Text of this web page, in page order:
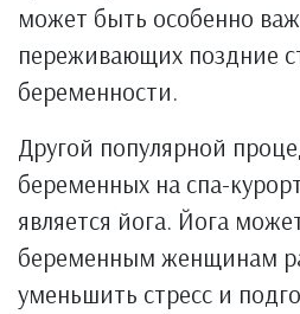
может быть особенно
переживающих поздние
беременности.
Другой популярной
беременных на спа-
является йога. Йога
беременным женщинам
уменьшить стресс и